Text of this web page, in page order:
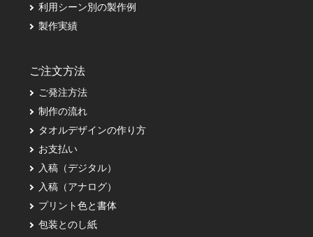
利用シーン別の製作例
製作実績
ご注文方法
ご発注方法
制作の流れ
タオルデザインの作り方
お支払い
入稿（デジタル）
入稿（アナログ）
プリント色と書体
包装とのし紙